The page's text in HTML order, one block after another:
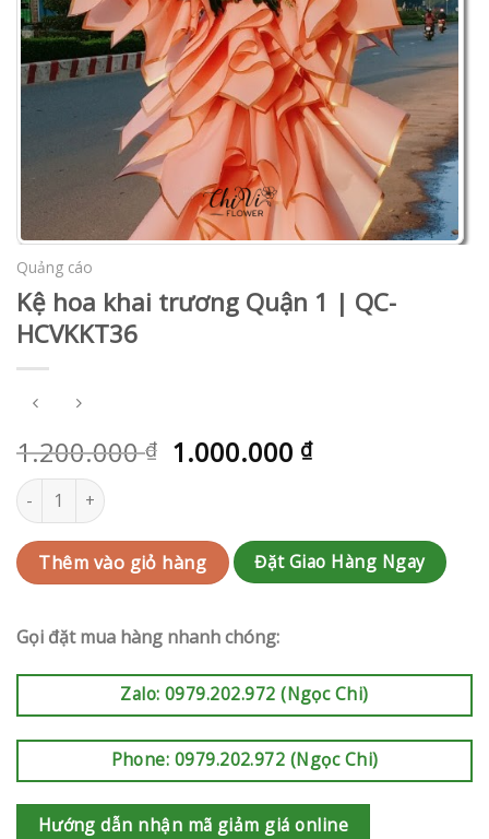
Quảng cáo
Kệ hoa khai trương Quận 1 | QC-
HCVKKT36
1.200.000₫ 1.000.000 ₫
Kệ hoa khai trương Quận 1 | QC-HCVKKT36 số lượng
Thêm vào giỏ hàng Đặt Giao Hàng Ngay
Gọi đặt mua hàng nhanh chóng:
Zalo: 0979.202.972 (Ngọc Chi)
Phone: 0979.202.972 (Ngọc Chi)
Hướng dẫn nhận mã giảm giá online